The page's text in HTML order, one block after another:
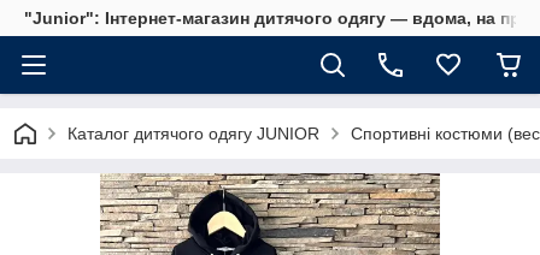
"Junior": Інтернет-магазин дитячого одягу — вдома, на
Каталог дитячого одягу JUNIOR Спортивні костюми